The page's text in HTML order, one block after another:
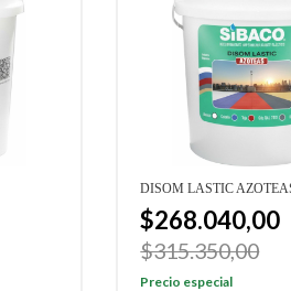
DISOM LASTIC
$268.040,00
$315.350,00
Precio especial